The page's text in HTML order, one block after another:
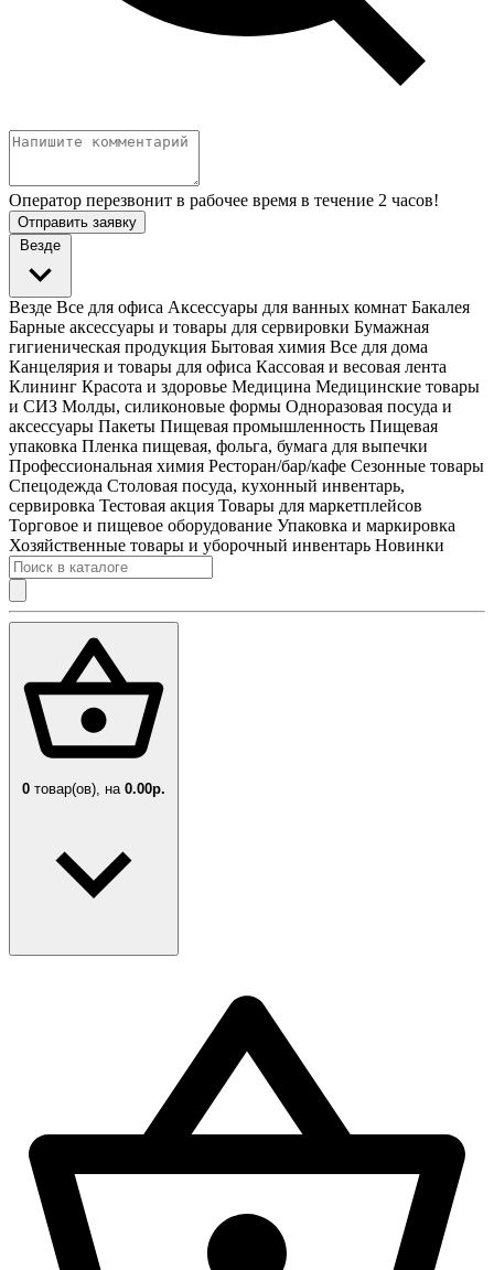
Оператор перезвонит в рабочее время в течение 2 часов!
Отправить заявку
Везде
Везде Все для офиса Аксессуары для ванных комнат Бакалея
Барные аксессуары и товары для сервировки Бумажная
гигиеническая продукция Бытовая химия Все для дома
Канцелярия и товары для офиса Кассовая и весовая лента
Клининг Красота и здоровье Медицина Медицинские товары
и СИЗ Молды, силиконовые формы Одноразовая посуда и
аксессуары Пакеты Пищевая промышленность Пищевая
упаковка Пленка пищевая, фольга, бумага для выпечки
Профессиональная химия Ресторан/бар/кафе Сезонные товары
Спецодежда Столовая посуда, кухонный инвентарь,
сервировка Тестовая акция Товары для маркетплейсов
Торговое и пищевое оборудование Упаковка и маркировка
Хозяйственные товары и уборочный инвентарь Новинки
0 товар(ов), на 0.00р.